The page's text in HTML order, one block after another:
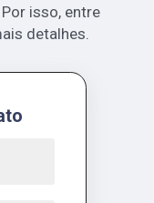
isso, entre
detalhes.